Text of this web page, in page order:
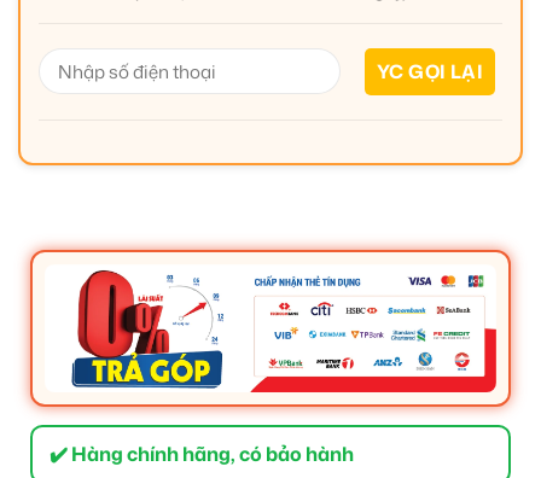
✔️ Hàng chính hãng, có bảo hành